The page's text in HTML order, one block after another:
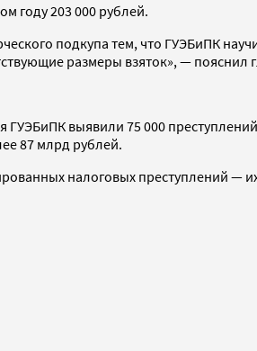
году 203 000 рублей.
подкупа тем, что ГУЭБиПК
размеры взяток», — пояснил
ГУЭБиПК выявили 75 000
87 млрд рублей.
налоговых преступлений —